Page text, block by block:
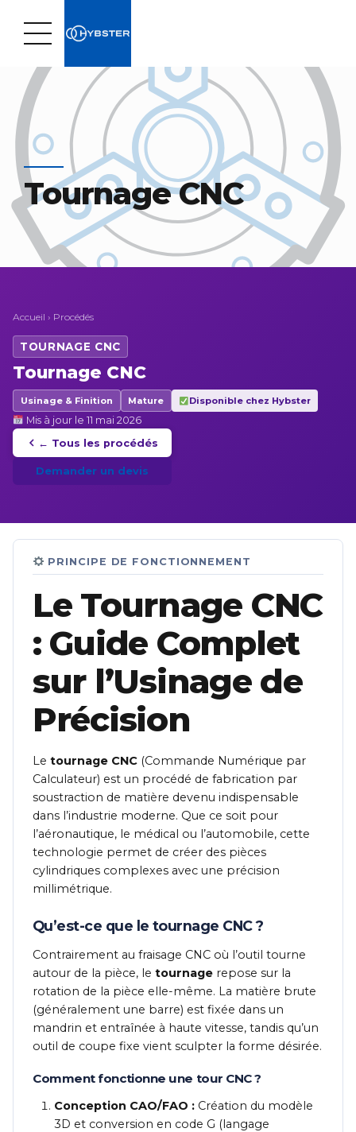
Tournage CNC
Accueil › Procédés
TOURNAGE CNC
Tournage CNC
Usinage & Finition Mature Disponible chez Hybster
Mis à jour le 11 mai 2026
← Tous les procédés
Demander un devis
PRINCIPE DE FONCTIONNEMENT
Le Tournage CNC
: Guide Complet
sur l’Usinage de
Précision
Le tournage CNC (Commande Numérique par
Calculateur) est un procédé de fabrication par
soustraction de matière devenu indispensable
dans l’industrie moderne. Que ce soit pour
l’aéronautique, le médical ou l’automobile, cette
technologie permet de créer des pièces
cylindriques complexes avec une précision
millimétrique.
Qu’est-ce que le tournage CNC ?
Contrairement au fraisage CNC où l’outil tourne
autour de la pièce, le tournage repose sur la
rotation de la pièce elle-même. La matière brute
(généralement une barre) est fixée dans un
mandrin et entraînée à haute vitesse, tandis qu’un
outil de coupe fixe vient sculpter la forme désirée.
Comment fonctionne une tour CNC ?
Conception CAO/FAO : Création du modèle
3D et conversion en code G (langage